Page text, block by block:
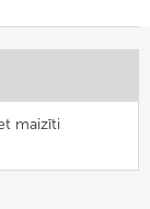
maizīti